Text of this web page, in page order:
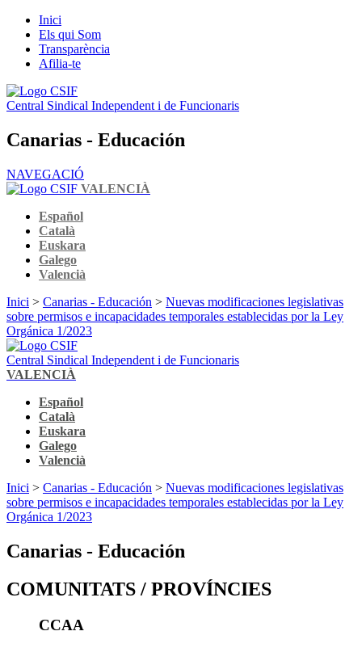
Inici
Els qui Som
Transparència
Afilia-te
Central Sindical Independent i de Funcionaris
Canarias - Educación
NAVEGACIÓ
VALENCIÀ
Español
Català
Euskara
Galego
Valencià
Inici > Canarias - Educación > Nuevas modificaciones legislativas
sobre permisos e incapacidades temporales establecidas por la Ley
Orgánica 1/2023
Central Sindical Independent i de Funcionaris
VALENCIÀ
Español
Català
Euskara
Galego
Valencià
Inici > Canarias - Educación > Nuevas modificaciones legislativas
sobre permisos e incapacidades temporales establecidas por la Ley
Orgánica 1/2023
Canarias - Educación
COMUNITATS / PROVÍNCIES
CCAA